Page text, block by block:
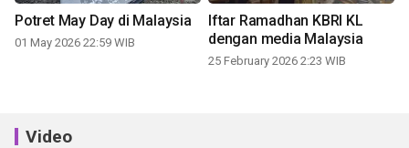
Potret May Day di Malaysia
01 May 2026 22:59 WIB
Iftar Ramadhan KBRI KL
dengan media Malaysia
25 February 2026 2:23 WIB
Video